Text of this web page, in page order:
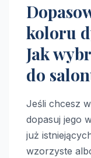
koloru
Jak
do
Jeśli chcesz
dopasuj jego
już
wzorzyste